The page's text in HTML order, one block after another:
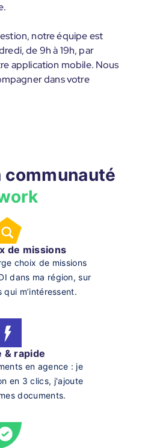
notre équipe est
de 9h à 19h, par
application mobile. Nous
dans votre
communauté
de missions
choix de missions
dans ma région, sur
m’intéressent.
& rapide
en agence : je
en 3 clics, j'ajoute
documents.